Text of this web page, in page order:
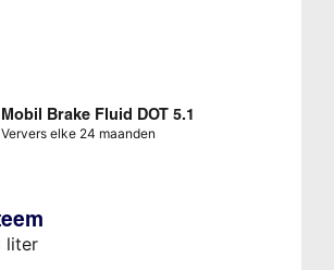
Mobil Brake Fluid DOT 5.1
Ververs elke 24 maanden
liter